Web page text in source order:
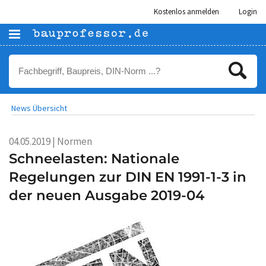
Kostenlos anmelden Login
News Übersicht
04.05.2019 | Normen
Schneelasten: Nationale
Regelungen zur DIN EN 1991-1-3 in
der neuen Ausgabe 2019-04